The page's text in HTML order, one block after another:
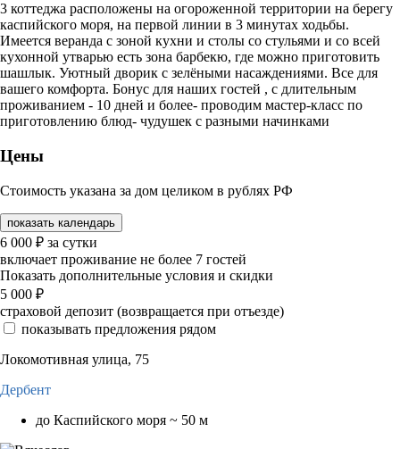
3 коттеджа расположены на огороженной территории на берегу
каспийского моря, на первой линии в 3 минутах ходьбы.
Имеется веранда с зоной кухни и столы со стульями и со всей
кухонной утварью есть зона барбекю, где можно приготовить
шашлык. Уютный дворик с зелёными насаждениями. Все для
вашего комфорта. Бонус для наших гостей , с длительным
проживанием - 10 дней и более- проводим мастер-класс по
приготовлению блюд- чудушек с разными начинками
Цены
Стоимость указана за дом целиком в рублях РФ
показать календарь
6 000 ₽ за сутки
включает проживание не более 7 гостей
Показать дополнительные условия и скидки
5 000 ₽
страховой депозит (возвращается при отъезде)
показывать предложения рядом
Локомотивная улица, 75
Дербент
до Каспийского моря ~ 50 м